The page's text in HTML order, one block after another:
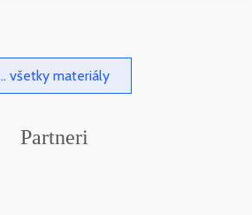
... všetky materiály
Partneri